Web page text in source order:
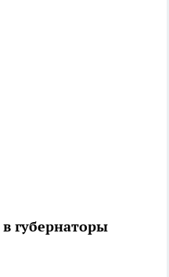
губернаторы